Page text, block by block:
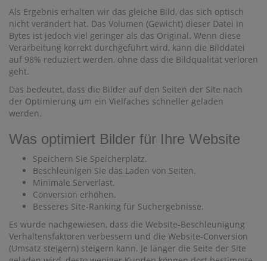
Als Ergebnis erhalten wir das gleiche Bild, das sich optisch
nicht verändert hat. Das Volumen (Gewicht) dieser Datei in
Bytes ist jedoch viel geringer als das Original. Wenn diese
Verarbeitung korrekt durchgeführt wird, kann die Bilddatei
auf 98% reduziert werden, ohne dass die Bildqualität verloren
geht.
Das bedeutet, dass die Bilder auf den Seiten der Site nach
der Optimierung um ein Vielfaches schneller geladen
werden.
Was optimiert Bilder für Ihre Website
Speichern Sie Speicherplatz.
Beschleunigen Sie das Laden von Seiten.
Minimale Serverlast.
Conversion erhöhen.
Besseres Site-Ranking für Suchergebnisse.
Es wurde nachgewiesen, dass die Website-Beschleunigung
Verhaltensfaktoren verbessern und die Website-Conversion
(Umsatz steigern) steigern kann. Je länger die Seite der Site